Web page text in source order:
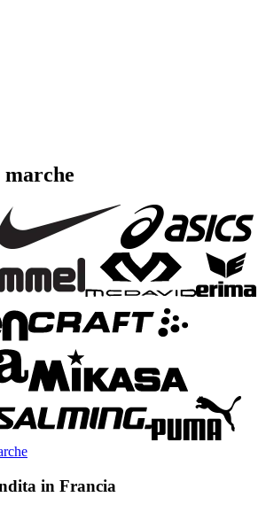
in Francia